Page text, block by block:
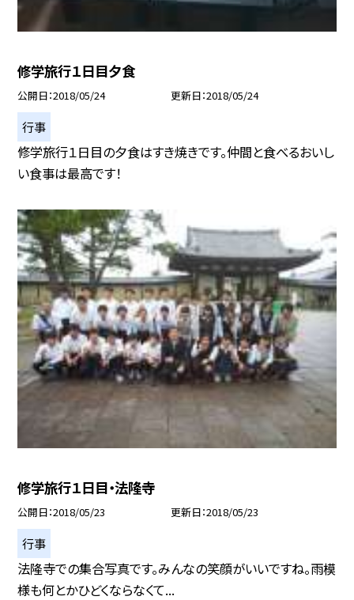
修学旅行１日目夕食
公開日 2018/05/24 更新日 2018/05/24
行事
修学旅行１日目の夕食はすき焼きです。仲間と食べるおいし
い食事は最高です！
修学旅行１日目・法隆寺
公開日 2018/05/23 更新日 2018/05/23
行事
法隆寺での集合写真です。みんなの笑顔がいいですね。雨模
様も何とかひどくならなくて...